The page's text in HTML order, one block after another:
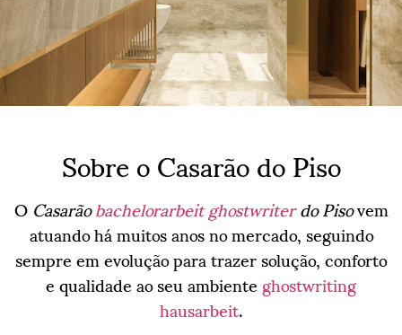
Sobre o Casarão do Piso
OCasarãobachelorarbeit ghostwriterdo Pisovem
atuando há muitos anos no mercado, seguindo
sempre em evolução para trazer solução, conforto
e qualidade ao seu ambienteghostwriting
hausarbeit.